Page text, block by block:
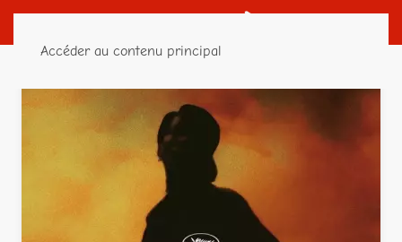
Accéder au contenu principal